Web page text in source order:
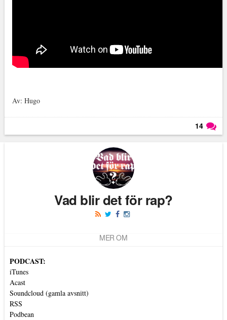
Av: Hugo
14
Vad blir det för rap?
MER OM
PODCAST:
iTunes
Acast
Soundcloud (gamla avsnitt)
RSS
Podbean